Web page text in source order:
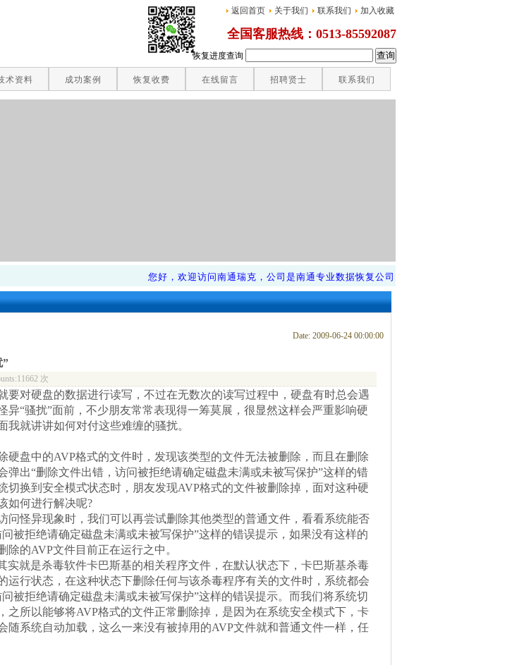
返回首页 关于我们 联系我们 加入收藏
全国客服热线：0513-85592087
恢复进度查询
术资料 成功案例 恢复收费 在线留言 招聘贤士 联系我们
您好，欢迎访问南通瑞克，公司是南通专业数据恢复公司，公安局合作伙伴，作为南通
Date: 2009-06-24 00:00:00
”
次
对硬盘的数据进行读写，不过在无数次的读写过程中，硬盘有时总会遇
异“骚扰”面前，不少朋友常常表现得一筹莫展，很显然这样会严重影响硬
我就讲讲如何对付这些难缠的骚扰。
盘中的AVP格式的文件时，发现该类型的文件无法被删除，而且在删除
弹出“删除文件出错，访问被拒绝请确定磁盘未满或未被写保护”这样的错
切换到安全模式状态时，朋友发现AVP格式的文件被删除掉，面对这种硬
如何进行解决呢?
怪异现象时，我们可以再尝试删除其他类型的普通文件，看看系统能否
被拒绝请确定磁盘未满或未被写保护”这样的错误提示，如果没有这样的
除的AVP文件目前正在运行之中。
就是杀毒软件卡巴斯基的相关程序文件，在默认状态下，卡巴斯基杀毒
运行状态，在这种状态下删除任何与该杀毒程序有关的文件时，系统都会
被拒绝请确定磁盘未满或未被写保护”这样的错误提示。而我们将系统切
之所以能够将AVP格式的文件正常删除掉，是因为在系统安全模式下，卡
随系统自动加载，这么一来没有被掉用的AVP文件就和普通文件一样，任